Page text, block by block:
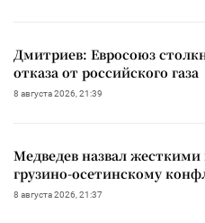
Дмитриев: Евросоюз
отказа от российского газа
8 августа 2026, 21:39
Медведев назвал жесткими
грузино-осетинскому
8 августа 2026, 21:37